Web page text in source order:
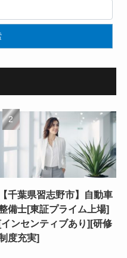
【千葉県習志野市】自動車
備士[東証プライム上場]
[インセンティブあり][研修
度充実]